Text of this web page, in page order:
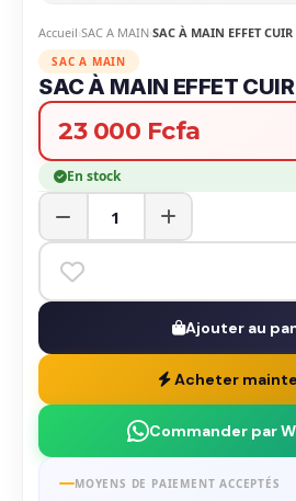
Accueil SAC A MAIN SAC À MAIN EFFET CUIR
SAC A MAIN
SAC À MAIN EFFET CUIR
23 000 Fcfa
En stock
Ajouter au
Acheter
Commander par
MOYENS DE PAIEMENT ACCEPTÉS